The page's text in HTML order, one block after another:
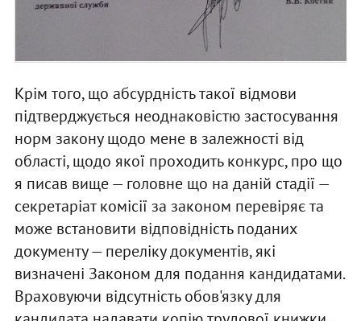
Крім того, що абсурдність такої відмови
підтверджується неоднаковістю застосування
норм закону щодо мене в залежності від
області, щодо якої проходить конкурс, про що
я писав вище — головне що на даній стадії —
секретаріат комісії за законом перевіряє та
може встановити відповідність поданих
документу — переліку документів, які
визначені Законом для подання кандидатами.
Враховуючи відсутність обов'язку для